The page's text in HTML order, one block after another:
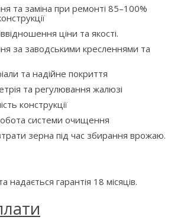
та заміна при ремонті 85–100%
ціни та якості.
за заводськими кресленнями та
та надійне покриття
та регулювання жалюзі
конструкції
системи очищення
зерна під час збирання врожаю.
надається гарантія 18 місяців.